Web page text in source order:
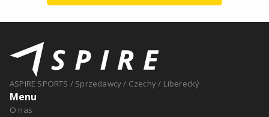
ASPIRE SPORTS / Sprzedawcy/ Czechy/ Liberecký
Menu
O nas